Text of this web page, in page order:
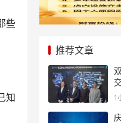
些
知
推荐文章
1